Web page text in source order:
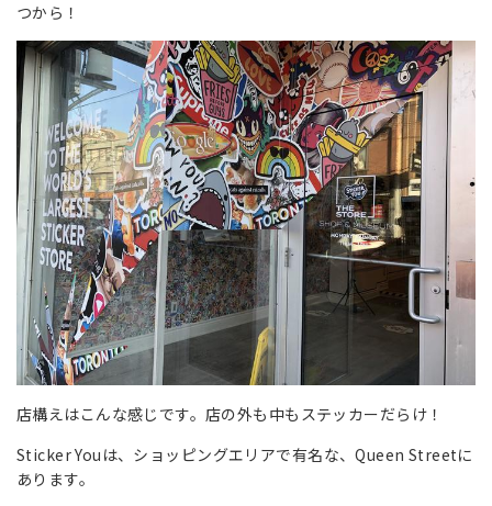
つから！
店構えはこんな感じです。店の外も中もステッカーだらけ！
Sticker Youは、ショッピングエリアで有名な、Queen Streetに
あります。